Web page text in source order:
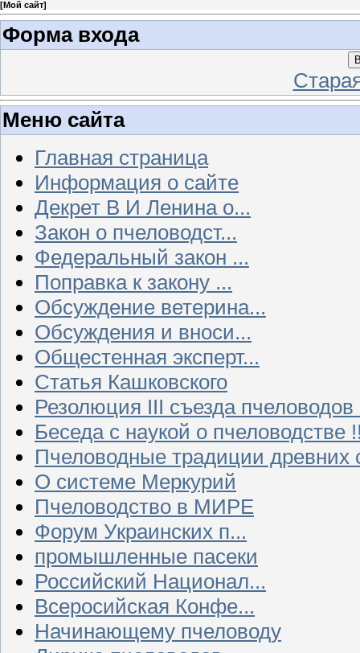
[Мой сайт]
Форма входа
Меню сайта
Главная страница
Информация о сайте
Декрет В И Ленина о...
Закон о пчеловодст...
Федеральный закон ...
Поправка к закону ...
Обсуждение ветерина...
Обсуждения и вноси...
Общестенная эксперт...
Статья Кашковского
Резолюция III съезда
Беседа с наукой о пчеловодстве
Пчеловодные традиции древних
О системе Меркурий
Пчеловодство в МИРЕ
Форум Украинских п...
промышленные пасеки
Российский Национал...
Всеросийская Конфе...
Начинающему пчеловоду